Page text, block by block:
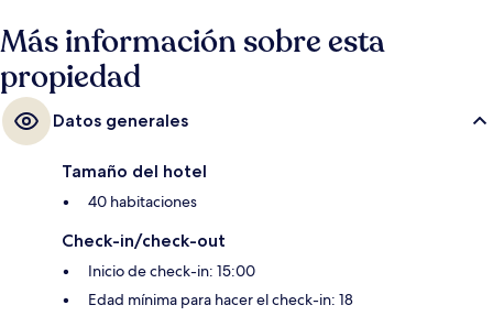
Más información sobre esta
propiedad
Datos generales
Tamaño del hotel
40 habitaciones
Check-in/check-out
Inicio de check-in: 15:00
Edad mínima para hacer el check-in: 18